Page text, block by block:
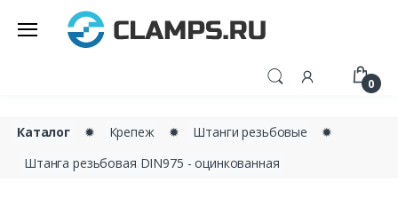
0
Каталог ✹ Крепеж ✹ Штанги резьбовые
✹
Штанга резьбовая DIN975 - оцинкованная